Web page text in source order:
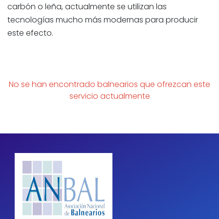
carbón o leña, actualmente se utilizan las
tecnologías mucho más modernas para producir
este efecto.
No se han encontrado balnearios que ofrezcan este
servicio actualmente